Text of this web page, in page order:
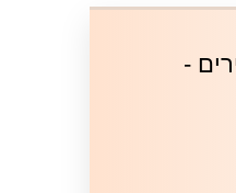
-